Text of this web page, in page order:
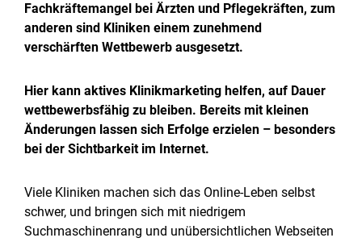
Fachkräftemangel bei Ärzten und Pflegekräften, zum
anderen sind Kliniken einem zunehmend
verschärften Wettbewerb ausgesetzt.
Hier kann aktives Klinikmarketing helfen, auf Dauer
wettbewerbsfähig zu bleiben. Bereits mit kleinen
Änderungen lassen sich Erfolge erzielen – besonders
bei der Sichtbarkeit im Internet.
Viele Kliniken machen sich das Online-Leben selbst
schwer, und bringen sich mit niedrigem
Suchmaschinenrang und unübersichtlichen Webseiten